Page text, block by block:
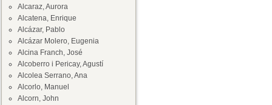
Alcaraz, Aurora
Alcatena, Enrique
Alcázar, Pablo
Alcázar Molero, Eugenia
Alcina Franch, José
Alcoberro i Pericay, Agustí
Alcolea Serrano, Ana
Alcorlo, Manuel
Alcorn, John